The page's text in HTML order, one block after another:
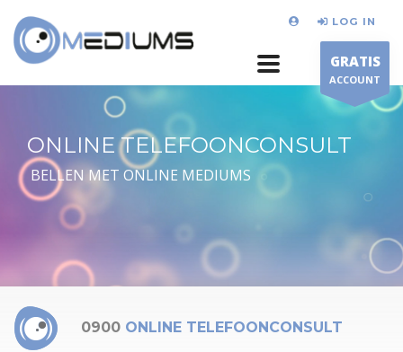
LOG IN
GRATIS
ACCOUNT
ONLINE TELEFOONCONSULT
BELLEN MET ONLINE MEDIUMS
0900 ONLINE TELEFOONCONSULT